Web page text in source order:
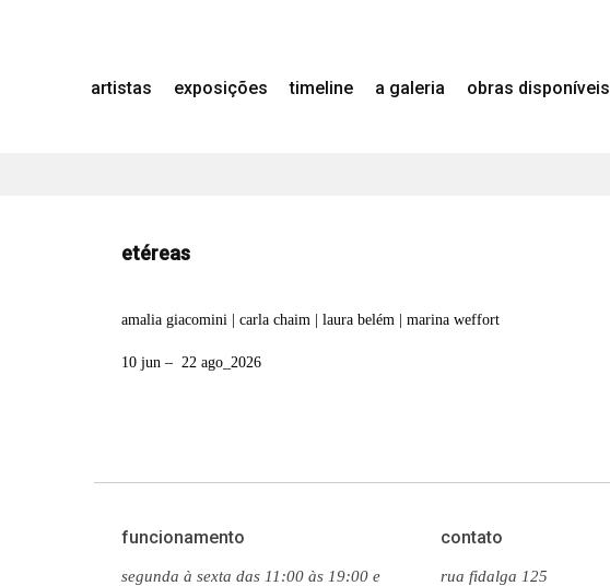
artistas exposições timeline a galeria obras disponíveis
etéreas
amalia giacomini | carla chaim | laura belém | marina weffort
10 jun – 22 ago_2026
funcionamento
segunda à sexta das 11:00 às 19:00 e
contato
rua fidalga 125